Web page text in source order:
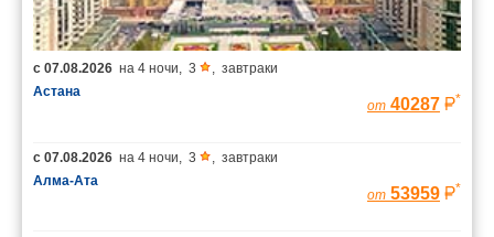
с 07.08.2026 на 4 ночи, 3 , завтраки
Астана
от 40287 *
с 07.08.2026 на 4 ночи, 3 , завтраки
Алма-Ата
от 53959 *